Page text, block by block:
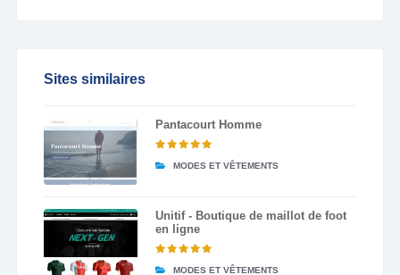
Sites similaires
Pantacourt Homme
MODES ET VÊTEMENTS
Unitif - Boutique de maillot de foot
en ligne
MODES ET VÊTEMENTS